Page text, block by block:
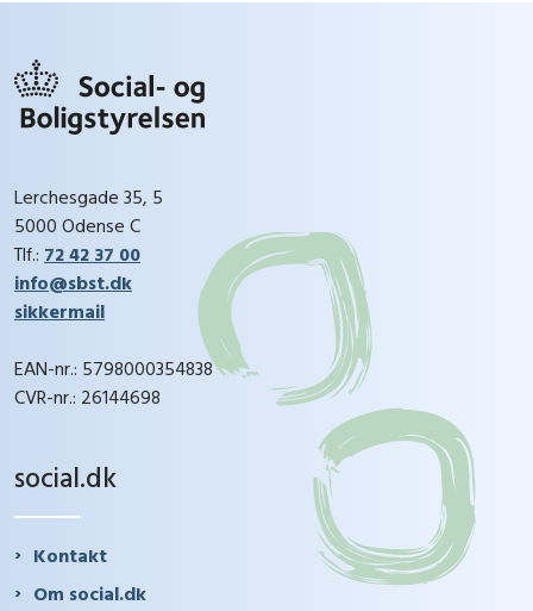
Lerchesgade 35, 5
5000 Odense C
Tlf.: 72 42 37 00
info@sbst.dk
sikkermail
EAN-nr.: 5798000354838
CVR-nr.: 26144698
social.dk
Kontakt
Om social.dk